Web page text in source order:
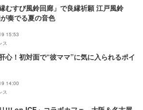
むすび風鈴回廊」で良縁祈願 江戸風鈴
奏でる夏の音色
15:53
ス
心！初対面で“彼ママ”に気に入られるポイ
14:00
ス